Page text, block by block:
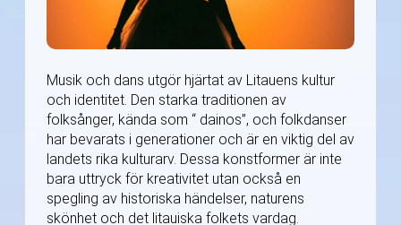
Musik och dans utgör hjärtat av Litauens kultur
och identitet. Den starka traditionen av
folksånger, kända som “ dainos”, och folkdanser
har bevarats i generationer och är en viktig del av
landets rika kulturarv. Dessa konstformer är inte
bara uttryck för kreativitet utan också en
spegling av historiska händelser, naturens
skönhet och det litauiska folkets vardag.